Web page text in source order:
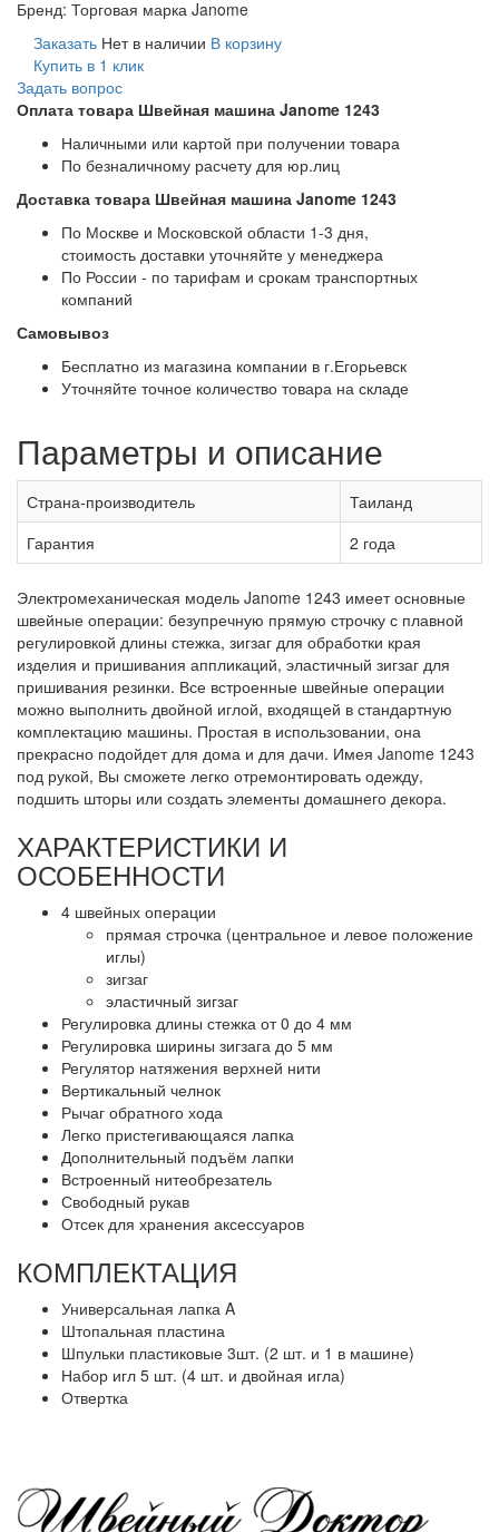
Бренд: Торговая марка Janome
Заказать Нет в наличии В корзину
Купить в 1 клик
Задать вопрос
Оплата товара Швейная машина Janome 1243
Наличными или картой при получении товара
По безналичному расчету для юр.лиц
Доставка товара Швейная машина Janome 1243
По Москве и Московской области 1-3 дня,
стоимость доставки уточняйте у менеджера
По России - по тарифам и срокам транспортных
компаний
Самовывоз
Бесплатно из магазина компании в г.Егорьевск
Уточняйте точное количество товара на складе
Параметры и описание
Страна-производитель
Таиланд
Гарантия
2 года
Электромеханическая модель Janome 1243 имеет основные
швейные операции: безупречную прямую строчку с плавной
регулировкой длины стежка, зигзаг для обработки края
изделия и пришивания аппликаций, эластичный зигзаг для
пришивания резинки. Все встроенные швейные операции
можно выполнить двойной иглой, входящей в стандартную
комплектацию машины. Простая в использовании, она
прекрасно подойдет для дома и для дачи. Имея Janome 1243
под рукой, Вы сможете легко отремонтировать одежду,
подшить шторы или создать элементы домашнего декора.
ХАРАКТЕРИСТИКИ И
ОСОБЕННОСТИ
4 швейных операции
прямая строчка (центральное и левое положение
иглы)
зигзаг
эластичный зигзаг
Регулировка длины стежка от 0 до 4 мм
Регулировка ширины зигзага до 5 мм
Регулятор натяжения верхней нити
Вертикальный челнок
Рычаг обратного хода
Легко пристегивающаяся лапка
Дополнительный подъём лапки
Встроенный нитеобрезатель
Свободный рукав
Отсек для хранения аксессуаров
КОМПЛЕКТАЦИЯ
Универсальная лапка A
Штопальная пластина
Шпульки пластиковые 3шт. (2 шт. и 1 в машине)
Набор игл 5 шт. (4 шт. и двойная игла)
Отвертка